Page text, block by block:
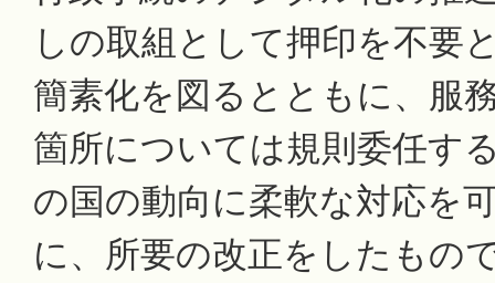
しの取組として押印を不要
簡素化を図るとともに、服
箇所については規則委任す
の国の動向に柔軟な対応を
に、所要の改正をしたもの